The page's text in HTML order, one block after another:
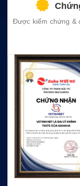
Được kiểm chứng &